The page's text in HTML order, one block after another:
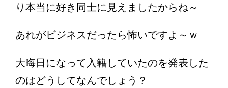
り本当に好き同士に見えましたからね～
あれがビジネスだったら怖いですよ～ｗ
大晦日になって入籍していたのを発表した
のはどうしてなんでしょう？